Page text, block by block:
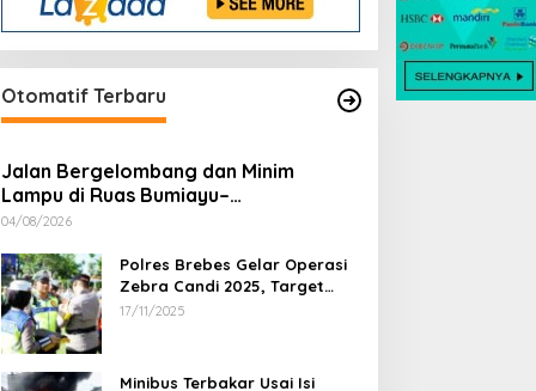
Otomatif Terbaru
Jalan Bergelombang dan Minim
Lampu di Ruas Bumiayu–
Bantarkawung Telan Korban, Innova
04/08/2026
Polres Brebes Gelar Operasi
Zebra Candi 2025, Target
Turunkan Kecelakaan dan
17/11/2025
Minibus Terbakar Usai Isi